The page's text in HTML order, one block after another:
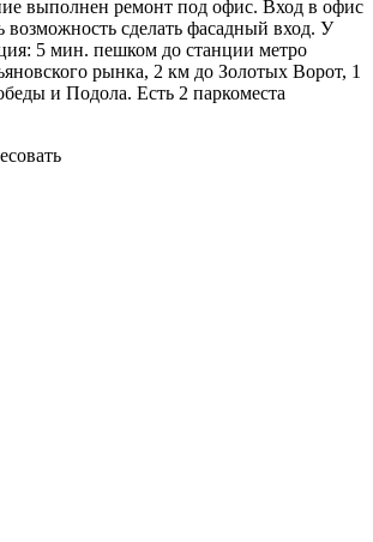
выполнен ремонт под офис. Вход в офис
возможность сделать фасадный вход. У
5 мин. пешком до станции метро
рынка, 2 км до Золотых Ворот, 1
и Подола. Есть 2 паркоместа